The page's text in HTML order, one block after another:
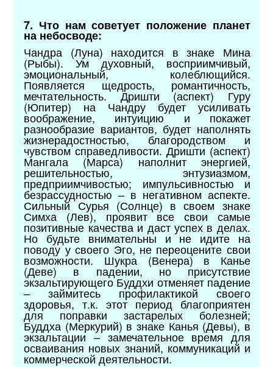
7. Что нам советует положение планет
на небосводе:
Чандра (Луна) находится в знаке Мина
(Рыбы). Ум духовный, восприимчивый,
эмоциональный, колеблющийся.
Появляется щедрость, романтичность,
мечтательность. Дришти (аспект) Гуру
(Юпитер) на Чандру будет усиливать
воображение, интуицию и покажет
разнообразие вариантов, будет наполнять
жизнерадостностью, благородством и
чувством справедливости. Дришти (аспект)
Мангала (Марса) наполнит энергией,
решительностью, энтузиазмом,
предприимчивостью; импульсивностью и
безрассудностью – в негативном аспекте.
Сильный Сурья (Солнце) в своем знаке
Симха (Лев), проявит все свои самые
позитивные качества и даст успех в делах.
Но будьте внимательны и не идите на
поводу у своего Эго, не переоцените свои
возможности. Шукра (Венера) в Канье
(Деве) в падении, но присутствие
экзальтирующего Буддхи отменяет падение
– займитесь профилактикой своего
здоровья, т.к. этот период благоприятен
для поправки застарелых болезней;
Буддха (Меркурий) в знаке Канья (Девы), в
экзальтации – замечательное время для
осваивания новых знаний, коммуникаций и
коммерческой деятельности.